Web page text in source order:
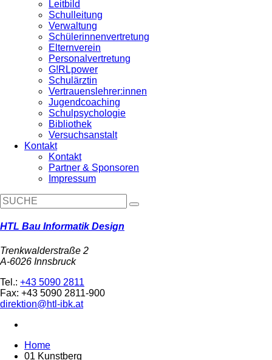
Leitbild
Schulleitung
Verwaltung
Schülerinnenvertretung
Elternverein
Personalvertretung
G!RLpower
Schulärztin
Vertrauenslehrer:innen
Jugendcoaching
Schulpsychologie
Bibliothek
Versuchsanstalt
Kontakt
Kontakt
Partner & Sponsoren
Impressum
HTL Bau Informatik Design
Trenkwalderstraße 2
A-6026 Innsbruck
Tel.: +43 5090 2811
Fax: +43 5090 2811-900
direktion@htl-ibk.at
Home
01 Kunstberg